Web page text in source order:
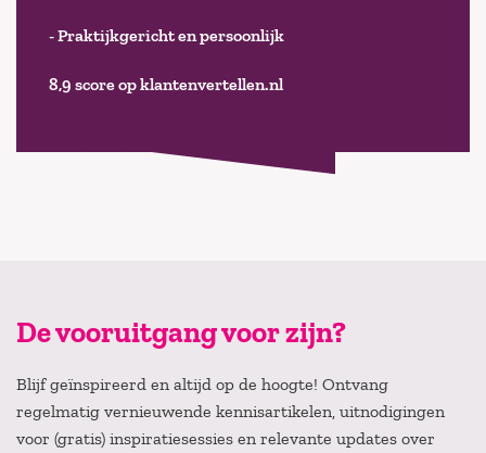
- Praktijkgericht en persoonlijk
8,9 score op klantenvertellen.nl
De vooruitgang voor zijn?
Blijf geïnspireerd en altijd op de hoogte! Ontvang
regelmatig vernieuwende kennisartikelen, uitnodigingen
voor (gratis) inspiratiesessies en relevante updates over